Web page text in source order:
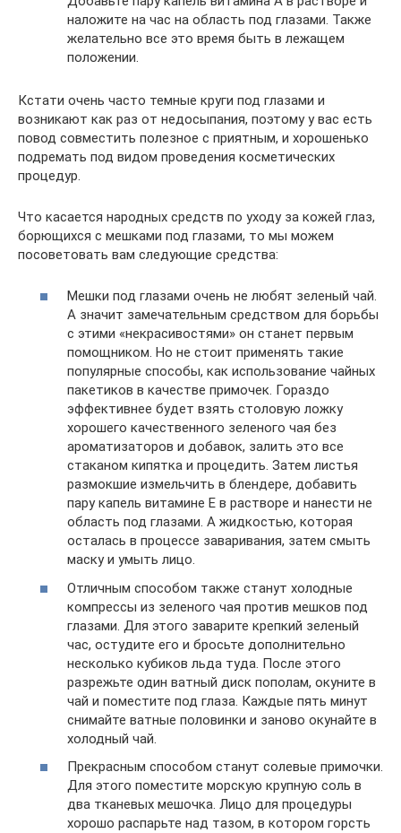
наложите на час на область под глазами. Также
желательно все это время быть в лежащем
положении.
Кстати очень часто темные круги под глазами и
возникают как раз от недосыпания, поэтому у вас есть
повод совместить полезное с приятным, и хорошенько
подремать под видом проведения косметических
процедур.
Что касается народных средств по уходу за кожей глаз,
борющихся с мешками под глазами, то мы можем
посоветовать вам следующие средства:
Мешки под глазами очень не любят зеленый чай.
А значит замечательным средством для борьбы
с этими «некрасивостями» он станет первым
помощником. Но не стоит применять такие
популярные способы, как использование чайных
пакетиков в качестве примочек. Гораздо
эффективнее будет взять столовую ложку
хорошего качественного зеленого чая без
ароматизаторов и добавок, залить это все
стаканом кипятка и процедить. Затем листья
размокшие измельчить в блендере, добавить
пару капель витамине Е в растворе и нанести не
область под глазами. А жидкостью, которая
осталась в процессе заваривания, затем смыть
маску и умыть лицо.
Отличным способом также станут холодные
компрессы из зеленого чая против мешков под
глазами. Для этого заварите крепкий зеленый
час, остудите его и бросьте дополнительно
несколько кубиков льда туда. После этого
разрежьте один ватный диск пополам, окуните в
чай и поместите под глаза. Каждые пять минут
снимайте ватные половинки и заново окунайте в
холодный чай.
Прекрасным способом станут солевые примочки.
Для этого поместите морскую крупную соль в
два тканевых мешочка. Лицо для процедуры
хорошо распарьте над тазом, в котором горсть